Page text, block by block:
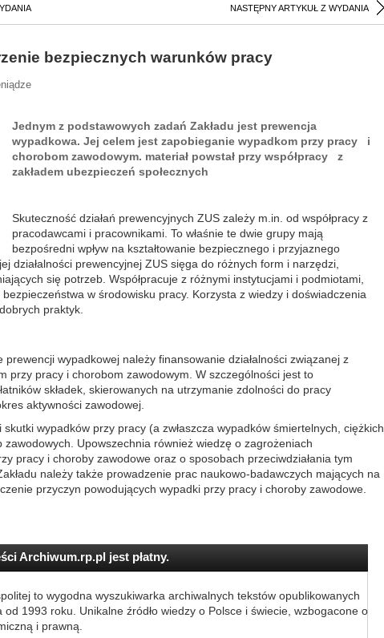
NASTĘPNY ARTYKUŁ Z WYDANIA
bezpiecznych warunków pracy
Jednym z podstawowych zadań Zakładu jest prewencja
wypadkowa. Jej celem jest zapobieganie wypadkom przy pracy i
chorobom zawodowym. materiał powstał przy współpracy z
zakładem ubezpieczeń społecznych
Skuteczność działań prewencyjnych ZUS zależy m.in. od współpracy z
pracodawcami i pracownikami. To właśnie te dwie grupy mają
bezpośredni wpływ na kształtowanie bezpiecznego i przyjaznego
działalności prewencyjnej ZUS sięga do różnych form i narzędzi,
się potrzeb. Współpracuje z różnymi instytucjami i podmiotami,
bezpieczeństwa w środowisku pracy. Korzysta z wiedzy i doświadczenia
praktyk.
prewencji wypadkowej należy finansowanie działalności związanej z
przy pracy i chorobom zawodowym. W szczególności jest to
składek, skierowanych na utrzymanie zdolności do pracy
aktywności zawodowej.
wypadków przy pracy (a zwłaszcza wypadków śmiertelnych, ciężkich
zawodowych. Upowszechnia również wiedzę o zagrożeniach
pracy i choroby zawodowe oraz o sposobach przeciwdziałania tym
należy także prowadzenie prac naukowo-badawczych mających na
przyczyn powodujących wypadki przy pracy i choroby zawodowe.
Archiwum.rp.pl jest płatny.
to wygodna wyszukiwarka archiwalnych tekstów opublikowanych
od 1993 roku. Unikalne źródło wiedzy o Polsce i świecie, wzbogacone o
i prawną.